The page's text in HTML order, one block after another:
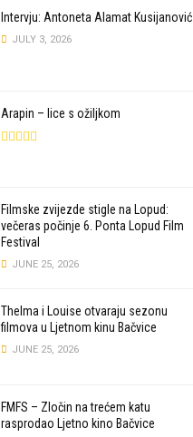
Intervju: Antoneta Alamat Kusijanović
JULY 3, 2026
Arapin – lice s ožiljkom
Filmske zvijezde stigle na Lopud:
večeras počinje 6. Ponta Lopud Film
Festival
JUNE 25, 2026
Thelma i Louise otvaraju sezonu
filmova u Ljetnom kinu Bačvice
JUNE 25, 2026
FMFS – Zločin na trećem katu
rasprodao Ljetno kino Bačvice